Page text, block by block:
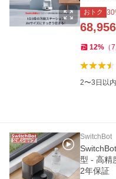
種ノズル
おトク 30
68,956
12% （
2〜3日以
SwitchBot
型 - 高精
2年保証